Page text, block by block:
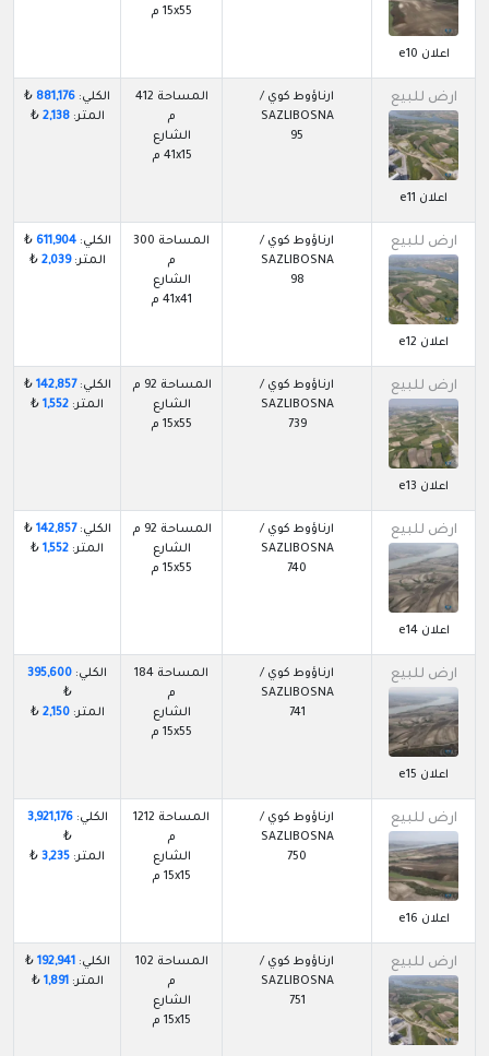
اعلان e10
15x55 م
ارض للبيع
اعلان e11
ارناؤوط كوي /
SAZLIBOSNA
95
المساحة 412
م
الشارع
41x15 م
الكلي: 881,176
₺
المتر:2,138
₺
ارض للبيع
اعلان e12
ارناؤوط كوي /
SAZLIBOSNA
98
المساحة 300
م
الشارع
41x41 م
الكلي:611,904
₺
المتر:2,039
₺
ارض للبيع
اعلان e13
ارناؤوط كوي /
SAZLIBOSNA
739
المساحة 92 م
الشارع
15x55 م
الكلي:142,857
₺
المتر: 1,552
₺
ارض للبيع
اعلان e14
ارناؤوط كوي /
SAZLIBOSNA
740
المساحة 92 م
الشارع
15x55 م
الكلي:142,857
₺
المتر: 1,552
₺
ارض للبيع
اعلان e15
ارناؤوط كوي /
SAZLIBOSNA
741
المساحة 184
م
الشارع
15x55 م
الكلي: 395,600
₺
المتر:2,150
₺
ارض للبيع
اعلان e16
ارناؤوط كوي /
SAZLIBOSNA
750
المساحة 1212
م
الشارع
15x15 م
الكلي:3,921,176
₺
المتر: 3,235
₺
ارض للبيع
ارناؤوط كوي /
SAZLIBOSNA
751
المساحة 102
م
الشارع
15x15 م
الكلي:192,941
₺
المتر:1,891
₺